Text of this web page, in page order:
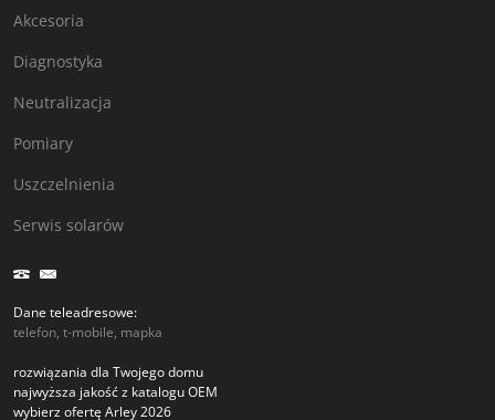
Akcesoria
Diagnostyka
Neutralizacja
Pomiary
Uszczelnienia
Serwis solarów
Dane teleadresowe:
telefon, t-mobile, mapka
rozwiązania dla Twojego domu
najwyższa jakość z katalogu OEM
wybierz ofertę Arley 2026